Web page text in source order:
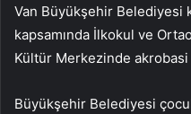
Van Büyükşehir Belediyesi
kapsamında İlkokul ve
Kültür Merkezinde
Büyükşehir Belediyesi